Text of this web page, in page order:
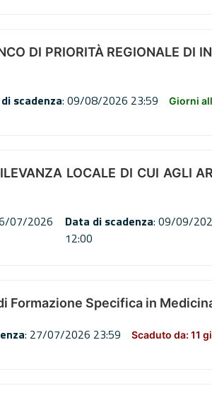
DI PRIORITÀ REGIONALE DI
scadenza: 09/08/2026 23:59 Giorni
LOCALE DI CUI AGLI
07/2026
Data di scadenza: 09/09/
12:00
Formazione Specifica in
: 27/07/2026 23:59 Scaduto da: 11